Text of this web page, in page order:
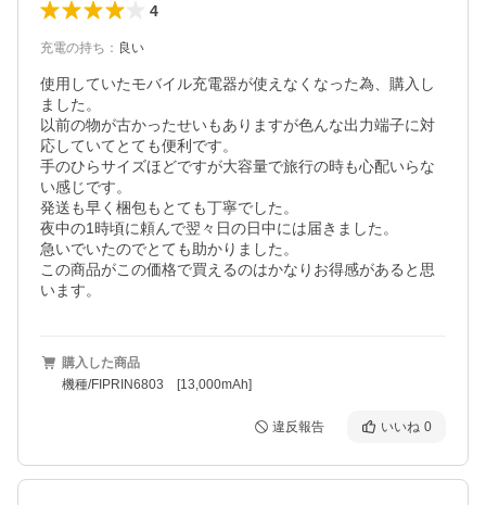
4
充電の持ち ： 良い
使用していたモバイル充電器が使えなくなった為、購入し
ました。
以前の物が古かったせいもありますが色んな出力端子に対
応していてとても便利です。
手のひらサイズほどですが大容量で旅行の時も心配いらな
い感じです。
発送も早く梱包もとても丁寧でした。
夜中の1時頃に頼んで翌々日の日中には届きました。
急いでいたのでとても助かりました。
この商品がこの価格で買えるのはかなりお得感があると思
います。
購入した商品
機種/FIPRIN6803 [13,000mAh]
違反報告 いいね 0